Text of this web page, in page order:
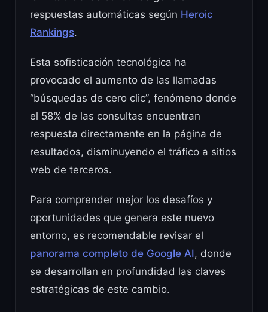
respuestas automáticas según Heroic
Rankings.
Esta sofisticación tecnológica ha
provocado el aumento de las llamadas
“búsquedas de cero clic”, fenómeno donde
el 58% de las consultas encuentran
respuesta directamente en la página de
resultados, disminuyendo el tráfico a sitios
web de terceros.
Para comprender mejor los desafíos y
oportunidades que genera este nuevo
entorno, es recomendable revisar el
panorama completo de Google AI, donde
se desarrollan en profundidad las claves
estratégicas de este cambio.